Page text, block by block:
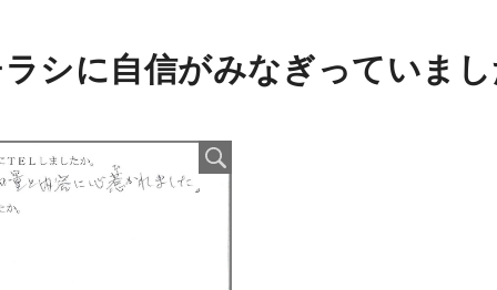
シに自信がみなぎっていま